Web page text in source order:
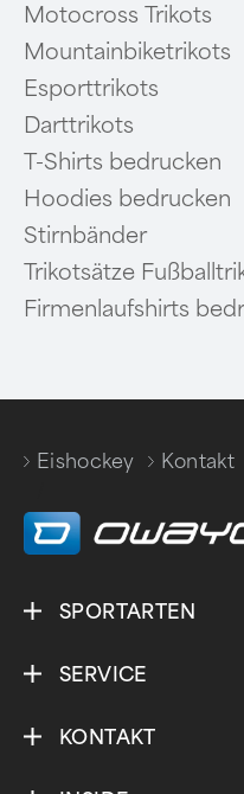
Motocross Trikots
Mountainbiketrikots
Esporttrikots
Darttrikots
T-Shirts bedrucken
Hoodies bedrucken
Stirnbänder
Trikotsätze
Firmenlaufshirts
Eishockey
Kontakt
SPORTARTEN
SERVICE
KONTAKT